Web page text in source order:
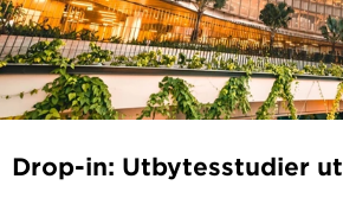
Drop-in: Utbytesstudier